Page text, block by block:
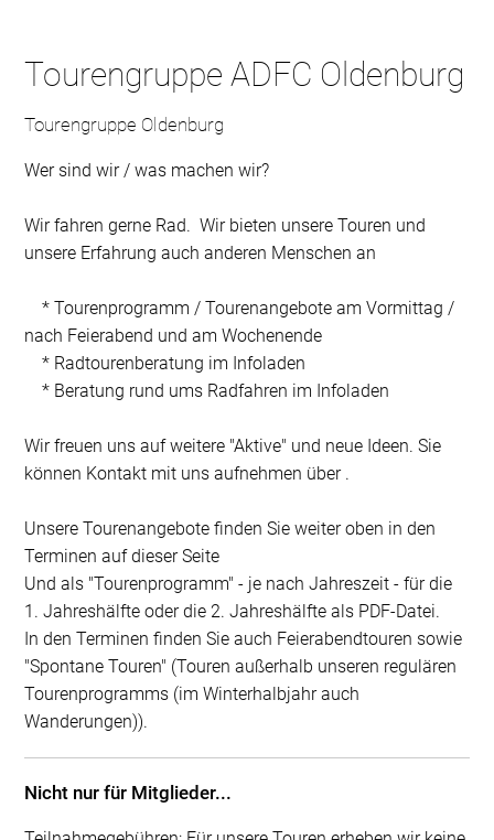
Tourengruppe ADFC Oldenburg
Tourengruppe Oldenburg
Wer sind wir / was machen wir?
Wir fahren gerne Rad. Wir bieten unsere Touren und
unsere Erfahrung auch anderen Menschen an
* Tourenprogramm / Tourenangebote am Vormittag /
nach Feierabend und am Wochenende
* Radtourenberatung im Infoladen
* Beratung rund ums Radfahren im Infoladen
Wir freuen uns auf weitere "Aktive" und neue Ideen. Sie
können Kontakt mit uns aufnehmen über .
Unsere Tourenangebote finden Sie weiter oben in den
Terminen auf dieser Seite
Und als "Tourenprogramm" - je nach Jahreszeit - für die
1. Jahreshälfte oder die 2. Jahreshälfte als PDF-Datei.
In den Terminen finden Sie auch Feierabendtouren sowie
"Spontane Touren" (Touren außerhalb unseren regulären
Tourenprogramms (im Winterhalbjahr auch
Wanderungen)).
Nicht nur für Mitglieder...